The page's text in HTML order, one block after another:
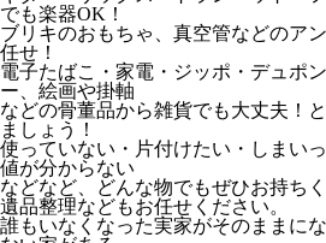
でも楽器OK！
ブリキのおもちゃ、真空管などのア
任せ！
電子たばこ・家電・ジッポ・デュポ
ー、絵画や掛軸
などの骨董品から雑貨でも大丈夫！
ましょう！
使っていない・片付けたい・しまい
値が分からない
などなど、どんな物でもぜひお持ちく
遺品整理などもお任せください。
誰もいなくなった実家がそのままに